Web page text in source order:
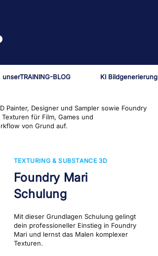
unserTRAINING-BLOG KI Bildgenerierung
Painter, Designer und Sampler sowie Foundry
für Film, Games und
von Grund auf.
TEXTURING & SUBSTANCE 3D
Foundry Mari
Schulung
Mit dieser Grundlagen Schulung gelingt
dein professioneller Einstieg in Foundry
Mari und lernst das Malen komplexer
Texturen.